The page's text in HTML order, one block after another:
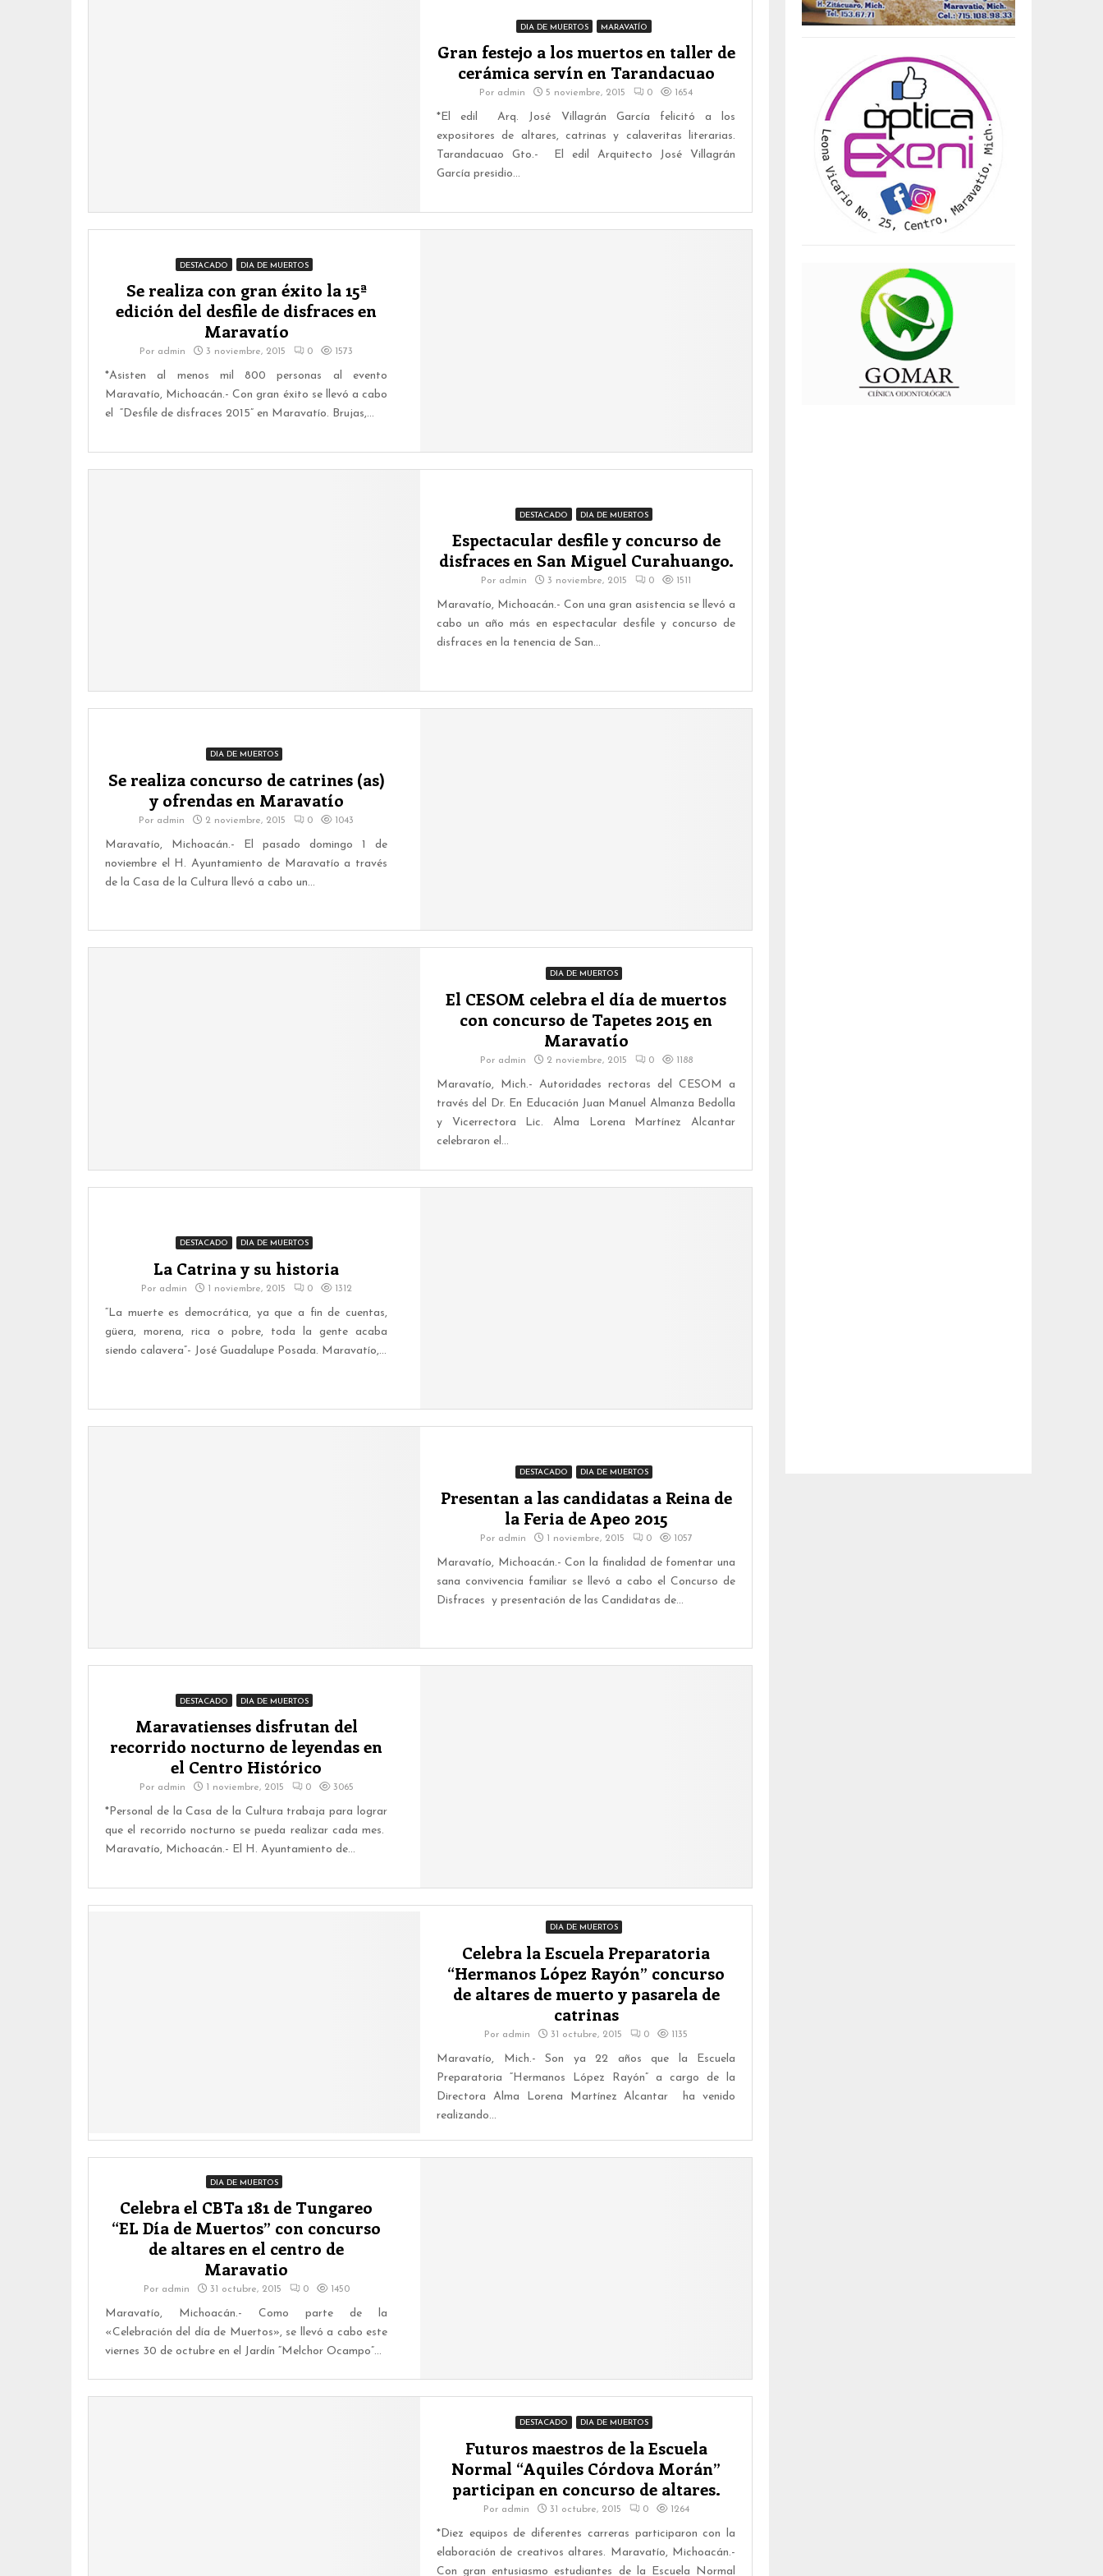
DIA DE MUERTOS MARAVATÍO
Gran festejo a los muertos en taller de
cerámica servín en Tarandacuao
Por admin 5 noviembre, 2015 0 1654
*El edil Arq. José Villagrán García felicitó a los
expositores de altares, catrinas y calaveritas literarias.
Tarandacuao Gto.- El edil Arquitecto José Villagrán
García presidio...
DESTACADO DIA DE MUERTOS
Se realiza con gran éxito la 15ª
edición del desfile de disfraces en
Maravatío
Por admin 3 noviembre, 2015 0 1573
*Asisten al menos mil 800 personas al evento
Maravatío, Michoacán.- Con gran éxito se llevó a cabo
el “Desfile de disfraces 2015” en Maravatío. Brujas,...
DESTACADO DIA DE MUERTOS
Espectacular desfile y concurso de
disfraces en San Miguel Curahuango.
Por admin 3 noviembre, 2015 0 1511
Maravatío, Michoacán.- Con una gran asistencia se llevó a
cabo un año más en espectacular desfile y concurso de
disfraces en la tenencia de San...
DIA DE MUERTOS
Se realiza concurso de catrines (as)
y ofrendas en Maravatío
Por admin 2 noviembre, 2015 0 1043
Maravatío, Michoacán.- El pasado domingo 1 de
noviembre el H. Ayuntamiento de Maravatío a través
de la Casa de la Cultura llevó a cabo un...
DIA DE MUERTOS
El CESOM celebra el día de muertos
con concurso de Tapetes 2015 en
Maravatío
Por admin 2 noviembre, 2015 0 1188
Maravatío, Mich.- Autoridades rectoras del CESOM a
través del Dr. En Educación Juan Manuel Almanza Bedolla
y Vicerrectora Lic. Alma Lorena Martínez Alcantar
celebraron el...
DESTACADO DIA DE MUERTOS
La Catrina y su historia
Por admin 1 noviembre, 2015 0 1312
“La muerte es democrática, ya que a fin de cuentas,
güera, morena, rica o pobre, toda la gente acaba
siendo calavera”- José Guadalupe Posada. Maravatío,...
DESTACADO DIA DE MUERTOS
Presentan a las candidatas a Reina de
la Feria de Apeo 2015
Por admin 1 noviembre, 2015 0 1057
Maravatío, Michoacán.- Con la finalidad de fomentar una
sana convivencia familiar se llevó a cabo el Concurso de
Disfraces y presentación de las Candidatas de...
DESTACADO DIA DE MUERTOS
Maravatienses disfrutan del
recorrido nocturno de leyendas en
el Centro Histórico
Por admin 1 noviembre, 2015 0 3065
*Personal de la Casa de la Cultura trabaja para lograr
que el recorrido nocturno se pueda realizar cada mes.
Maravatío, Michoacán.- El H. Ayuntamiento de...
DIA DE MUERTOS
Celebra la Escuela Preparatoria
“Hermanos López Rayón” concurso
de altares de muerto y pasarela de
catrinas
Por admin 31 octubre, 2015 0 1135
Maravatío, Mich.- Son ya 22 años que la Escuela
Preparatoria “Hermanos López Rayón” a cargo de la
Directora Alma Lorena Martínez Alcantar ha venido
realizando...
DIA DE MUERTOS
Celebra el CBTa 181 de Tungareo
“EL Día de Muertos” con concurso
de altares en el centro de
Maravatio
Por admin 31 octubre, 2015 0 1450
Maravatío, Michoacán.- Como parte de la
«Celebración del día de Muertos», se llevó a cabo este
viernes 30 de octubre en el Jardín “Melchor Ocampo”...
DESTACADO DIA DE MUERTOS
Futuros maestros de la Escuela
Normal “Aquiles Córdova Morán”
participan en concurso de altares.
Por admin 31 octubre, 2015 0 1264
*Diez equipos de diferentes carreras participaron con la
elaboración de creativos altares. Maravatío, Michoacán.-
Con gran entusiasmo estudiantes de la Escuela Normal